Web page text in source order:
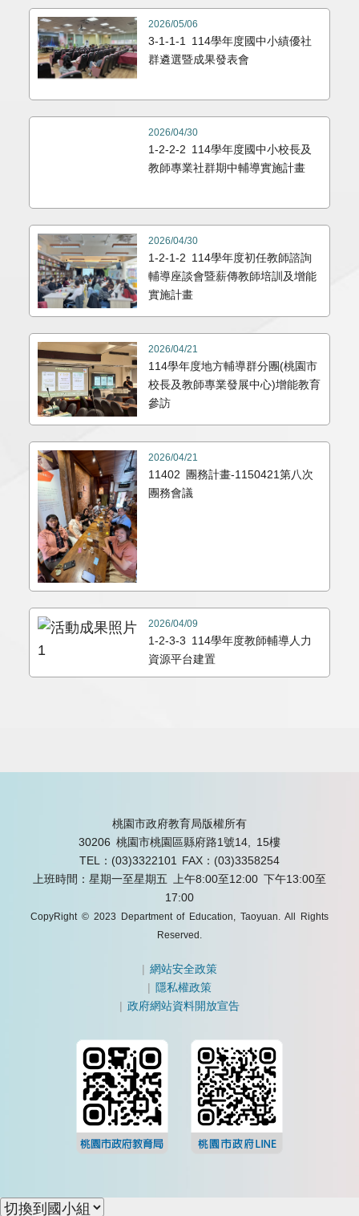
2026/05/06
3-1-1-1 114學年度國中小績優社
群遴選暨成果發表會
2026/04/30
1-2-2-2 114學年度國中小校長及
教師專業社群期中輔導實施計畫
2026/04/30
1-2-1-2 114學年度初任教師諮詢
輔導座談會暨薪傳教師培訓及增能
實施計畫
2026/04/21
114學年度地方輔導群分團(桃園市
校長及教師專業發展中心)增能教育
參訪
2026/04/21
11402 團務計畫-1150421第八次
團務會議
2026/04/09
1-2-3-3 114學年度教師輔導人力
資源平台建置
桃園市政府教育局版權所有
30206 桃園市桃園區縣府路1號14, 15樓
TEL：(03)3322101 FAX：(03)3358254
上班時間：星期一至星期五 上午8:00至12:00 下午13:00至
17:00
CopyRight © 2023 Department of Education, Taoyuan. All Rights
Reserved.
|網站安全政策
| 隱私權政策
|政府網站資料開放宣告